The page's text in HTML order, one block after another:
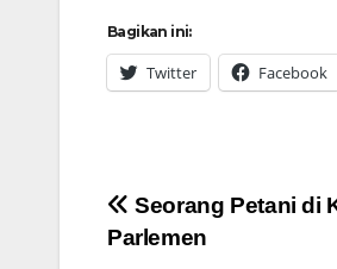
Bagikan ini:
Twitter Facebook
Navigasi
Seorang Petani di
Parlemen